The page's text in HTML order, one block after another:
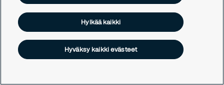
Copyright © 2026 Securitas
Hylkää kaikki
Hyväksy kaikki evästeet